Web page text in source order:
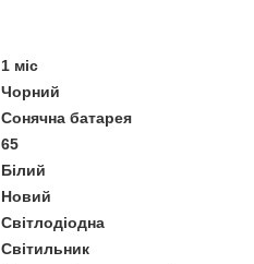
1 міс
Чорний
Сонячна батарея
65
Білий
Новий
Світлодіодна
Світильник